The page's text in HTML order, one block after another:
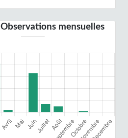
Observations mensuelles